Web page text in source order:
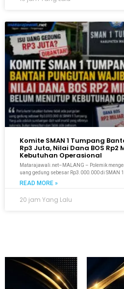
Komite SMAN 1 Tumpang
Rp3 Juta, Nilai Dana BOS
Kebutuhan Operasional
Matarajawali.net–MALANG – Polemik
uang gedung sebesar Rp3.000.000 di SMAN 1
READ MORE »
20 jam Yang Lalu